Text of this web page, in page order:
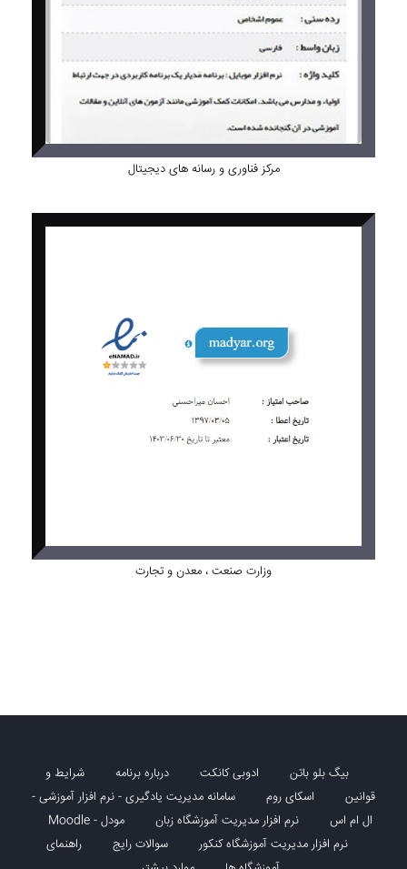
مرکز فناوری و رسانه های دیجیتال
وزارت صنعت ، معدن و تجارت
بیگ بلو باتن ادوبی کانکت درباره برنامه
شرایط و
قوانین
اسکای روم
سامانه مدیریت یادگیری - نرم افزار آموزشی -
ال ام اس
نرم افزار مدیریت آموزشگاه زبان
مودل - Moodle
نرم افزار مدیریت آموزشگاه کنکور
سوالات رایج
راهنمای